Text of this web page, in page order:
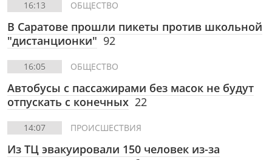
16:13 ОБЩЕСТВО
В Саратове прошли пикеты против школьной
"дистанционки" 92
16:05 ОБЩЕСТВО
Автобусы с пассажирами без масок не будут
отпускать с конечных 22
14:07 ПРОИСШЕСТВИЯ
Из ТЦ эвакуировали 150 человек из-за